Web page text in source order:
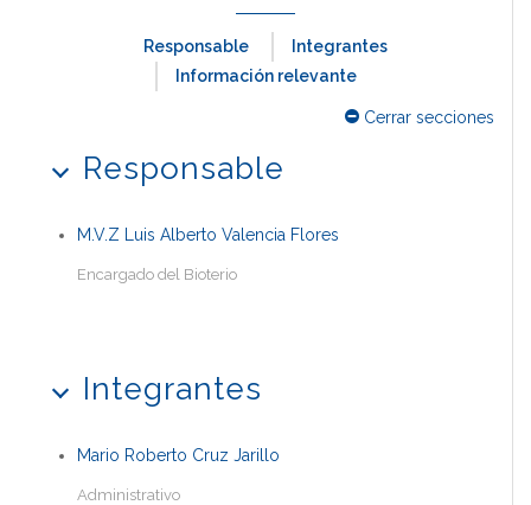
Responsable
Integrantes
Información relevante
Cerrar secciones
Responsable
M.V.Z Luis Alberto Valencia Flores
Encargado del Bioterio
Integrantes
Mario Roberto Cruz Jarillo
Administrativo